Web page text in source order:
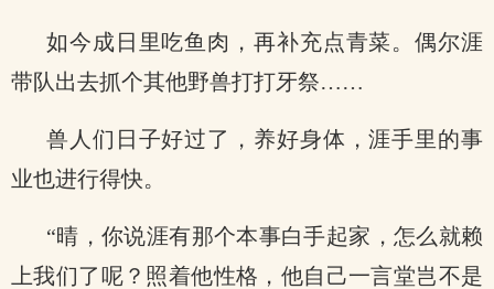
如今成日里吃鱼肉，再补充点青菜。偶尔涯
带队出去抓个其他野兽打打牙祭……
兽人们日子好过了，养好身体，涯手里的事
业也进行得快。
“晴，你说涯有那个本事白手起家，怎么就赖
上我们了呢？照着他性格，他自己一言堂岂不是